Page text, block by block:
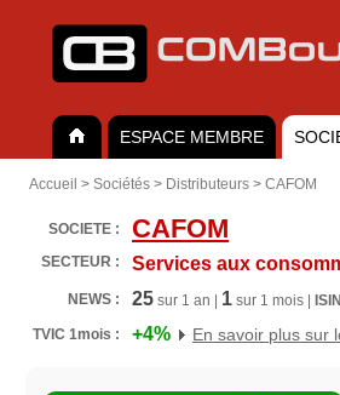
ESPACE MEMBRE
Accueil > Sociétés > Distributeurs > CAFOM
SOCIETE : CAFOM
SECTEUR : Services aux
NEWS : 25 sur 1 an | 1 sur 1 mois |
TVIC 1mois :
+4% En savoir plus sur